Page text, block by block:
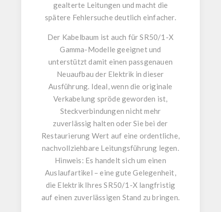
gealterte Leitungen und macht die
spätere Fehlersuche deutlich einfacher.
Der Kabelbaum ist auch für SR50/1-X
Gamma-Modelle geeignet und
unterstützt damit einen passgenauen
Neuaufbau der Elektrik in dieser
Ausführung. Ideal, wenn die originale
Verkabelung spröde geworden ist,
Steckverbindungen nicht mehr
zuverlässig halten oder Sie bei der
Restaurierung Wert auf eine ordentliche,
nachvollziehbare Leitungsführung legen.
Hinweis: Es handelt sich um einen
Auslaufartikel – eine gute Gelegenheit,
die Elektrik Ihres SR50/1-X langfristig
auf einen zuverlässigen Stand zu bringen.